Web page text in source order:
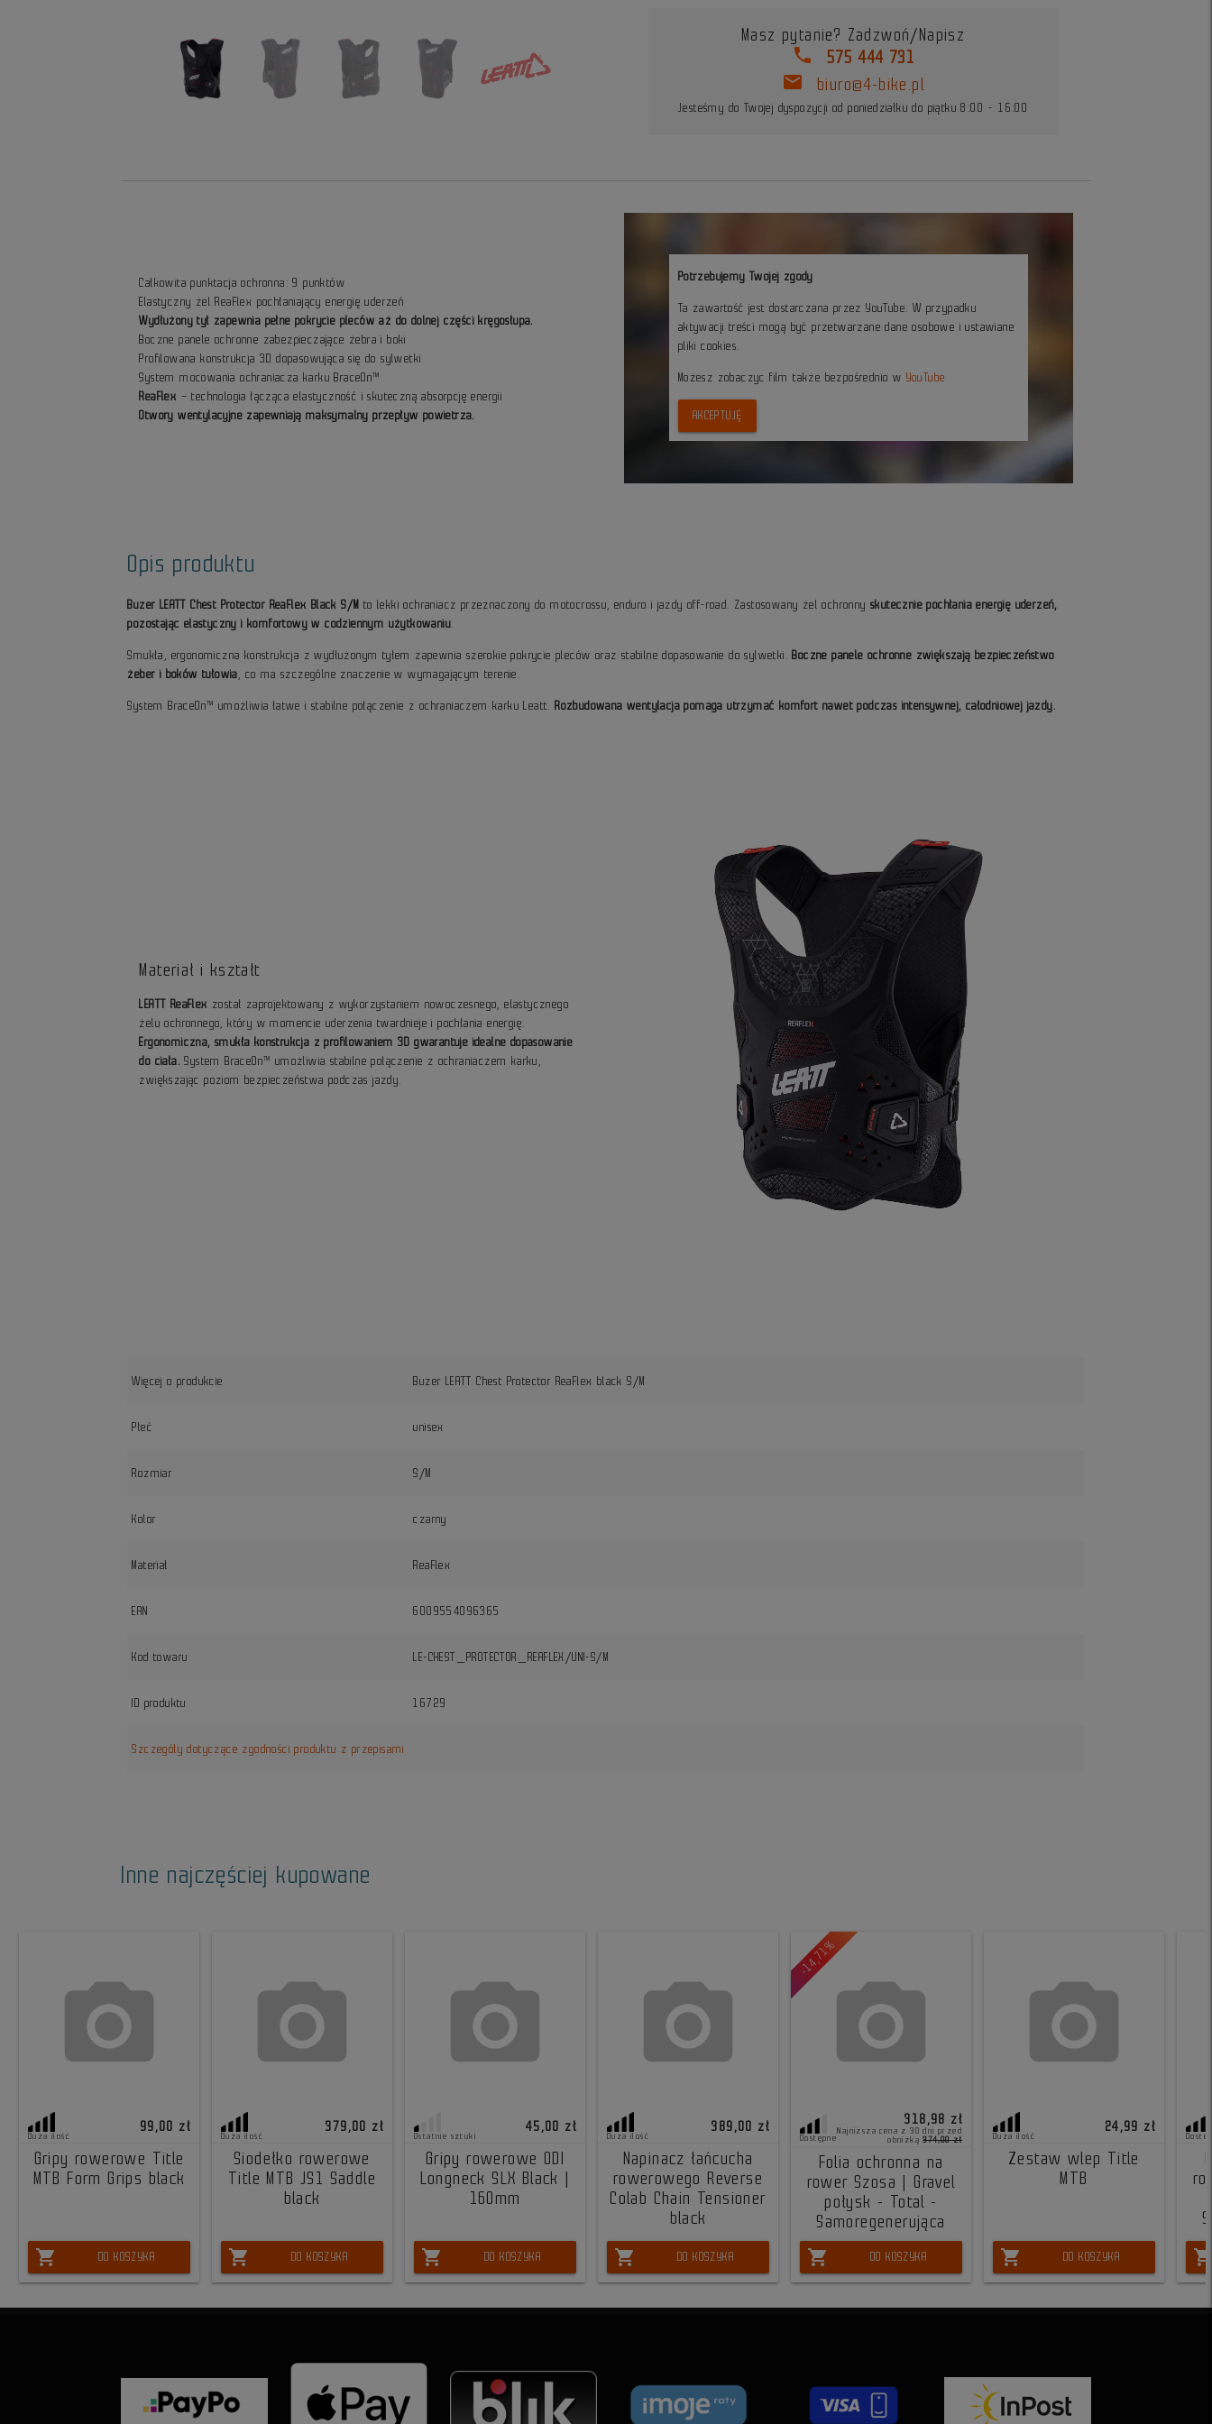
Masz pytanie? Zadzwoń/Napisz
phone 575 444 731
mail biuro@4-bike.pl
Jesteśmy do Twojej dyspozycji od poniedziałku do piątku 8:00 - 16:00
Całkowita punktacja ochronna: 9 punktów
Elastyczny żel ReaFlex pochłaniający energię uderzeń
Wydłużony tył zapewnia pełne pokrycie pleców aż do dolnej części kręgosłupa.
Boczne panele ochronne zabezpieczające żebra i boki
Profilowana konstrukcja 3D dopasowująca się do sylwetki
System mocowania ochraniacza karku BraceOn™
ReaFlex – technologia łącząca elastyczność i skuteczną absorpcję energii
Otwory wentylacyjne zapewniają maksymalny przepływ powietrza.
Potrzebujemy Twojej zgody
Ta zawartość jest dostarczana przez YouTube. W przypadku
aktywacji treści mogą być przetwarzane dane osobowe i ustawiane
pliki cookies.
Możesz zobaczyc film także bezpośrednio w YouTube
AKCEPTUJĘ
Opis produktu
Buzer LEATT Chest Protector ReaFlex Black S/M to lekki ochraniacz przeznaczony do motocrossu, enduro i jazdy off-road. Zastosowany żel ochronnyskutecznie pochłania energię uderzeń,
pozostając elastyczny i komfortowy w codziennym użytkowaniu
Smukła, ergonomiczna konstrukcja z wydłużonym tyłem zapewnia szerokie pokrycie pleców oraz stabilne dopasowanie do sylwetki.Boczne panele ochronne zwiększają bezpieczeństwo
żeber i boków tułowia , co ma szczególne znaczenie w wymagającym terenie.
System BraceOn™ umożliwia łatwe i stabilne połączenie z ochraniaczem karku Leatt.Rozbudowana wentylacja pomaga utrzymać komfort nawet podczas intensywnej, całodniowej jazdy.
Materiał i kształt
LEATT ReaFlex został zaprojektowany z wykorzystaniem nowoczesnego, elastycznego
żelu ochronnego, który w momencie uderzenia twardnieje i pochłania energię.
Ergonomiczna, smukła konstrukcja z profilowaniem 3D gwarantuje idealne dopasowanie
do ciała. System BraceOn™ umożliwia stabilne połączenie z ochraniaczem karku,
zwiększając poziom bezpieczeństwa podczas jazdy.
Więcej o produkcie Buzer LEATT Chest Protector ReaFlex black S/M
Płeć unisex
Rozmiar S/M
Kolor czarny
Materiał ReaFlex
EAN 6009554096365
Kod towaru LE-CHEST_PROTECTOR_REAFLEX/UNI-S/M
ID produktu 16729
Szczegóły dotyczące zgodności produktu z przepisami
Inne najczęściej kupowane
Duża ilość
99,00 zł
Gripy rowerowe Title
MTB Form Grips black
shopping_cart DO KOSZYKA
Duża ilość
379,00 zł
Siodełko rowerowe
Title MTB JS1 Saddle
black
shopping_cart DO KOSZYKA
Ostatnie sztuki
45,00 zł
Gripy rowerowe ODI
Longneck SLX Black |
160mm
shopping_cart DO KOSZYKA
Duża ilość
389,00 zł
Napinacz łańcucha
rowerowego Reverse
Colab Chain Tensioner
black
shopping_cart DO KOSZYKA
-14,71%
Dostępne
Najniższa cena z 30 dni przed
obniżką374,00 zł
318,98 zł
Folia ochronna na
rower Szosa | Gravel
połysk - Total -
Samoregenerująca
shopping_cart DO KOSZYKA
Duża ilość
24,99 zł
Zestaw wlep Title
MTB
shopping_cart DO KOSZYKA